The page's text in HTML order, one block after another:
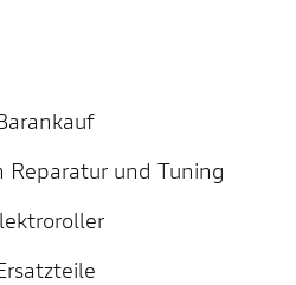
Reparatur und Tuning